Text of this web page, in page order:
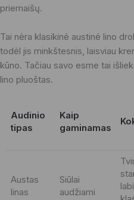
priemaišų.
Tai nėra klasikinė austinė lino
todėl jis minkštesnis, laisviau
kūno. Tačiau savo esme tai
lino pluoštas.
Audinio
tipas
Kaip
gaminamas
Austas
linas
Siūlai
audžiami